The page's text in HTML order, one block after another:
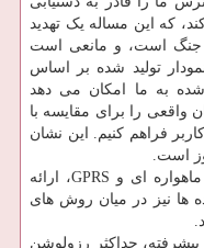
که این مساله یک تهدید
جنگ است، و مانعی است
تولید شده بر اساس
به ما امکان می دهد
واقعی را برای مقایسه با
فراهم کنیم. این نشان
است.
تصویربرداری با بهره گیری از تکنولوژی ماهواره ای و GPRS، ارائه
ها نیز در میان روش های
حداکثر رزولوشن